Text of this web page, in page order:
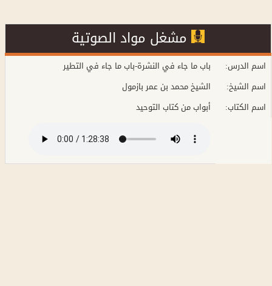
باب ما جاء في النشرة-باب ما جاء في التطير
:اسم الدرس
الشيخ محمد بن عمر بازمول
:اسم الشيخ
أبواب من كتاب التوحيد
:اسم الكتاب